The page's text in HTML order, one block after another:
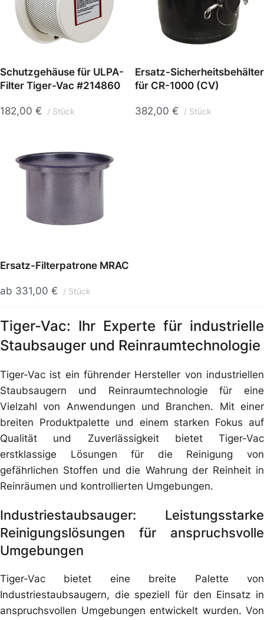
Schutzgehäuse für ULPA-
Filter Tiger-Vac #214860
182,00 € Stück
Ersatz-Sicherheitsbehälter
für CR-1000 (CV)
382,00 € Stück
Ersatz-Filterpatrone MRAC
ab 331,00 € Stück
Tiger-Vac: Ihr Experte für industrielle
Staubsauger und Reinraumtechnologie
Tiger-Vac ist ein führender Hersteller von industriellen
Staubsaugern und Reinraumtechnologie für eine
Vielzahl von Anwendungen und Branchen. Mit einer
breiten Produktpalette und einem starken Fokus auf
Qualität und Zuverlässigkeit bietet Tiger-Vac
erstklassige Lösungen für die Reinigung von
gefährlichen Stoffen und die Wahrung der Reinheit in
Reinräumen und kontrollierten Umgebungen.
Industriestaubsauger: Leistungsstarke
Reinigungslösungen für anspruchsvolle
Umgebungen
Tiger-Vac bietet eine breite Palette von
Industriestaubsaugern, die speziell für den Einsatz in
anspruchsvollen Umgebungen entwickelt wurden. Von